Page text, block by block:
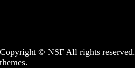
Copyright © NSF All rights reserved.
themes.